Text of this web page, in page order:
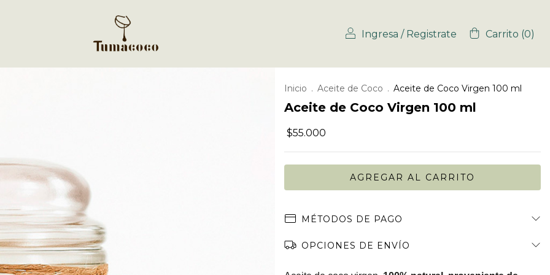
Ingresa / Registrate Carrito (0)
Inicio . Aceite de Coco . Aceite de Coco Virgen 100 ml
Aceite de Coco Virgen 100 ml
$55.000
MÉTODOS DE PAGO
OPCIONES DE ENVÍO